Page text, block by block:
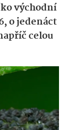
východní
o jedenáct
celou